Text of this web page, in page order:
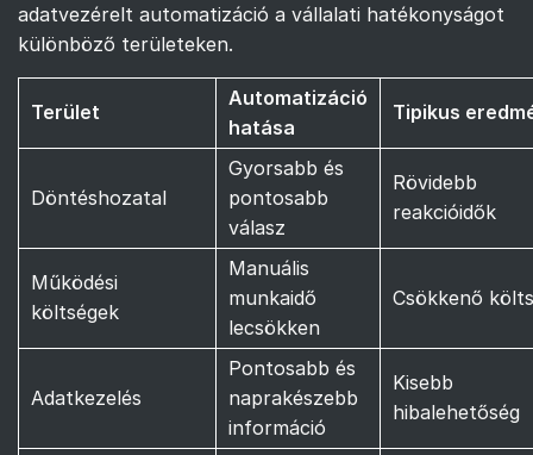
adatvezérelt automatizáció a vállalati hatékonyságot
különböző területeken.
Terület
Automatizáció
hatása
Tipikus
Döntéshozatal
Gyorsabb és
pontosabb
válasz
Rövidebb
reakcióidők
Működési
költségek
Manuális
munkaidő
lecsökken
Csökkenő
Adatkezelés
Pontosabb és
naprakészebb
információ
Kisebb
hibalehetőség